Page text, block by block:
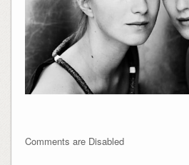
Comments are Disabled